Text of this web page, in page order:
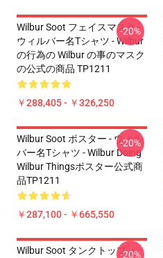
Wilbur Soot フェイスマスク -
ウィルバー名Tシャツ - Wilbur
の行為の Wilbur の事のマスク
の公式の商品 TP1211
￥288,405 - ￥326,250
-20%
Wilbur Soot ポスター - ウィル
バー名Tシャツ - Wilbur Doing
Wilbur Thingsポスター公式商
品TP1211
￥287,100 - ￥665,550
-20%
Wilbur Soot タンクトップ ・
-20%